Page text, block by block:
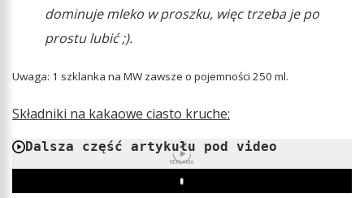
dominuje mleko w proszku, więc trzeba je po
prostu lubić ;).
Uwaga: 1 szklanka na MW zawsze o pojemności 250 ml.
Składniki na kakaowe ciasto kruche:
Dalsza część artykułu pod video
REKLAMA
Play